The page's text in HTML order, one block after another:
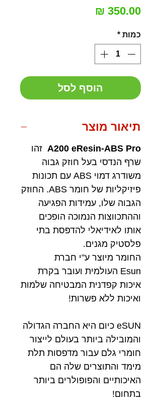
כמות *
הוסף לסל
תיאור מוצר
A200 eResin-ABS Pro זהו
שרף הנדסי בעל חוזק גבוה
משודרג דמוי ABS עם תכונות
פיזיקליות של חומר ABS. החוזק
הגבוה שלו, עמידות הפגיעה
וההתכווצות הנמוכה הופכים
אותו לאידיאלי להדפסת בתי
פלסטיק מגנים.
החומר מיוצר ע"י חברת
Esun העולמית ועובר בקרת
איכות קפדנית המבטיחה שלמות
ואיכות ללא פשרות!
eSUN כיום היא החברה הגדולה
והמובילה ביותר בעולם לייצור
חומרי גלם עבור מדפסות תלת
מימד והתוצרים שלה הם
האיכותיים והפופולרים ביותר
בתחום!